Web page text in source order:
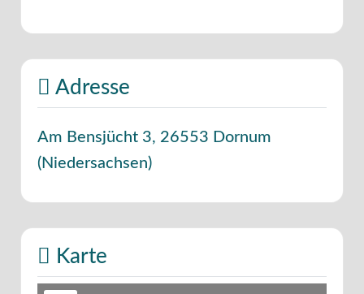
Adresse
Am Bensjücht 3, 26553 Dornum
(Niedersachsen)
Karte